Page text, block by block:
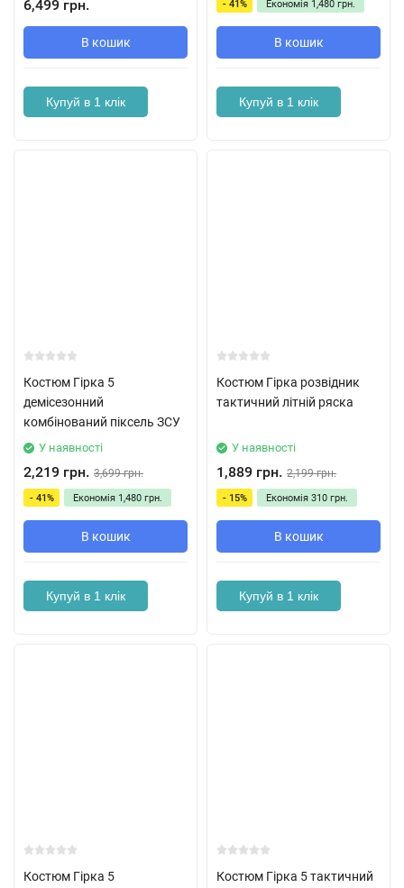
6,499 грн.
В кошик
Купуй в 1 клік
- 41% Економія 1,480 грн.
В кошик
Купуй в 1 клік
Костюм Гірка 5
демісезонний
комбінований піксель ЗСУ
У наявності
2,219 грн. 3,699 грн.
- 41% Економія 1,480 грн.
В кошик
Купуй в 1 клік
Костюм Гірка розвідник
тактичний літній ряска
У наявності
1,889 грн. 2,199 грн.
- 15% Економія 310 грн.
В кошик
Купуй в 1 клік
Костюм Гірка 5
Костюм Гірка 5 тактичний